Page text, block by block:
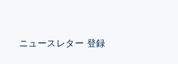
ニュースレター 登録